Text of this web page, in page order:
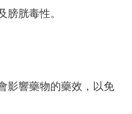
膀胱毒性。
影響藥物的藥效，以免